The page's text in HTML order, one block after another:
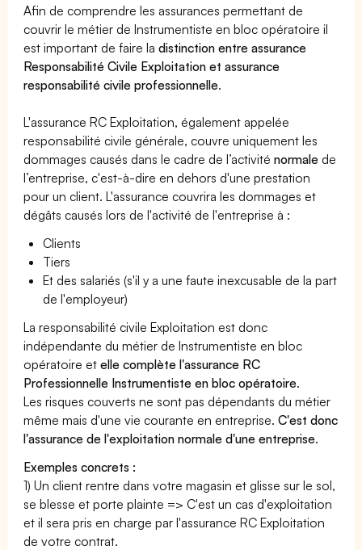
Afin de comprendre les assurances permettant de
couvrir le métier de Instrumentiste en bloc opératoire il
est important de faire ladistinction entre assurance
Responsabilité Civile Exploitation et assurance
responsabilité civile professionnelle.
L'assurance RC Exploitation, également appelée
responsabilité civile générale, couvre uniquement les
dommages causés dans le cadre de l’activiténormale de
l’entreprise, c'est-à-dire en dehors d'une prestation
pour un client. L'assurance couvrira les dommages et
dégâts causés lors de l'activité de l'entreprise à :
Clients
Tiers
Et des salariés (s'il y a une faute inexcusable de la part
de l'employeur)
La responsabilité civile Exploitation est donc
indépendante du métier de Instrumentiste en bloc
opératoire etelle complète l'assurance RC
Professionnelle Instrumentiste en bloc opératoire.
Les risques couverts ne sont pas dépendants du métier
même mais d'une vie courante en entreprise.C'est donc
l'assurance de l'exploitation normale d'une entreprise.
Exemples concrets :
1) Un client rentre dans votre magasin et glisse sur le sol,
se blesse et porte plainte => C'est un cas d'exploitation
et il sera pris en charge par l'assurance RC Exploitation
de votre contrat.